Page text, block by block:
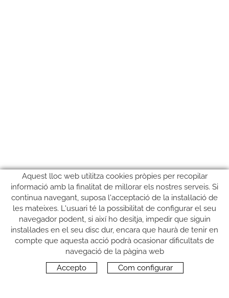
SEGUEIX-NOS
Aquest lloc web utilitza cookies pròpies per recopilar
informació amb la finalitat de millorar els nostres serveis. Si
continua navegant, suposa l'acceptació de la instal·lació de
les mateixes. L'usuari té la possibilitat de configurar el seu
navegador podent, si així ho desitja, impedir que siguin
instal·lades en el seu disc dur, encara que haurà de tenir en
compte que aquesta acció podrà ocasionar dificultats de
navegació de la pàgina web
Accepto
Com configurar